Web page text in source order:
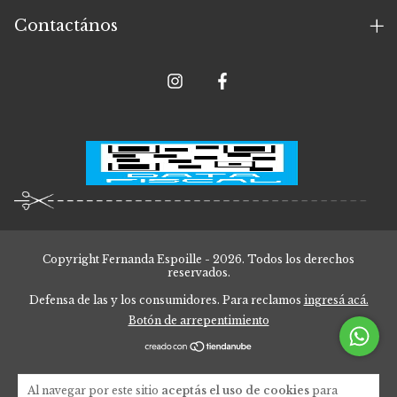
Al navegar por este sitio aceptás el uso de cookies para
Contactános
Copyright Fernanda Espoille - 2026. Todos los derechos
reservados.
Defensa de las y los consumidores. Para reclamos ingresá acá.
Botón de arrepentimiento